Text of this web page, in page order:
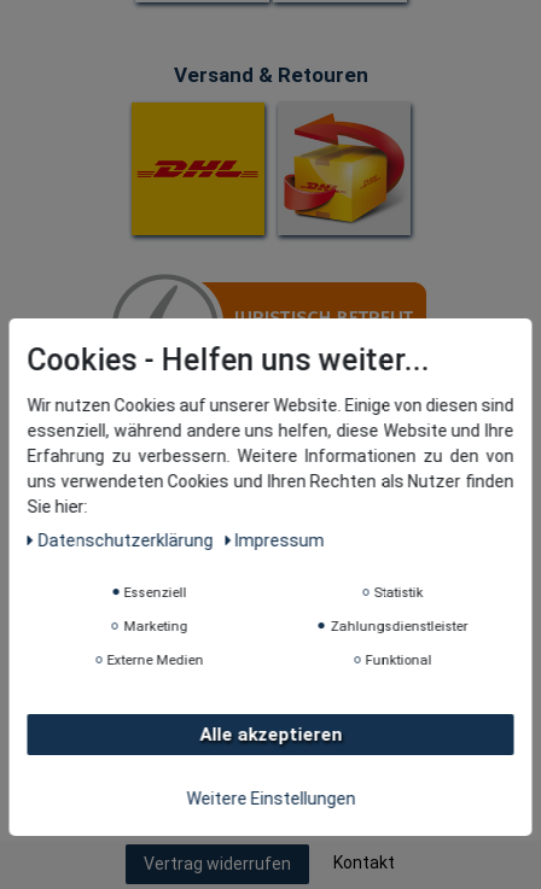
Versand & Retouren
vorbehalten.
Vertrag widerrufen Kontakt
Cookies
Wir nutzen Cookies auf unserer Website. Einige von diesen sind
essenziell, während andere uns helfen, diese Website und Ihre
Erfahrung zu verbessern. Weitere Informationen zu den von
uns verwendeten Cookies und Ihren Rechten als Nutzer finden
Sie hier:
Daten­schutz­erklärung
Impressum
Essenziell Statistik
Marketing Zahlungsdienstleister
Externe Medien Funktional
Alle akzeptieren
Weitere Einstellungen